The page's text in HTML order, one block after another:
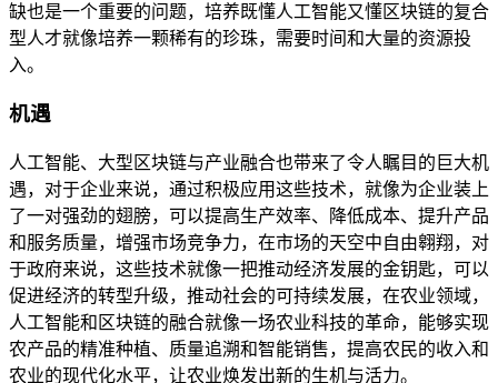
缺也是一个重要的问题，培养既懂人工智能又懂区块链的复合
型人才就像培养一颗稀有的珍珠，需要时间和大量的资源投
入。
机遇
人工智能、大型区块链与产业融合也带来了令人瞩目的巨大机
遇，对于企业来说，通过积极应用这些技术，就像为企业装上
了一对强劲的翅膀，可以提高生产效率、降低成本、提升产品
和服务质量，增强市场竞争力，在市场的天空中自由翱翔，对
于政府来说，这些技术就像一把推动经济发展的金钥匙，可以
促进经济的转型升级，推动社会的可持续发展，在农业领域，
人工智能和区块链的融合就像一场农业科技的革命，能够实现
农产品的精准种植、质量追溯和智能销售，提高农民的收入和
农业的现代化水平，让农业焕发出新的生机与活力。